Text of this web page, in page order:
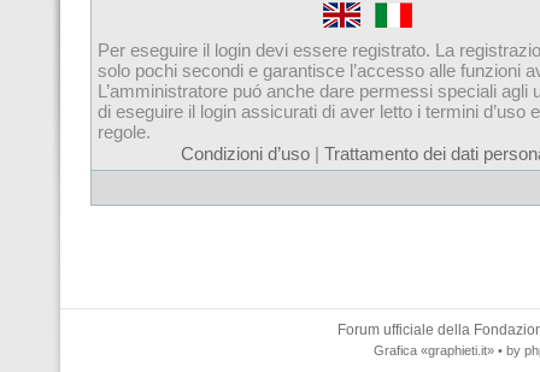
Per eseguire il login devi essere registrato. La
solo pochi secondi e garantisce l’accesso alle funzioni
L’amministratore puó anche dare permessi speciali agli
di eseguire il login assicurati di aver letto i termini d’uso
regole.
Condizioni d’uso | Trattamento dei dati
Forum ufficiale della
Grafica «graphieti.it» • by